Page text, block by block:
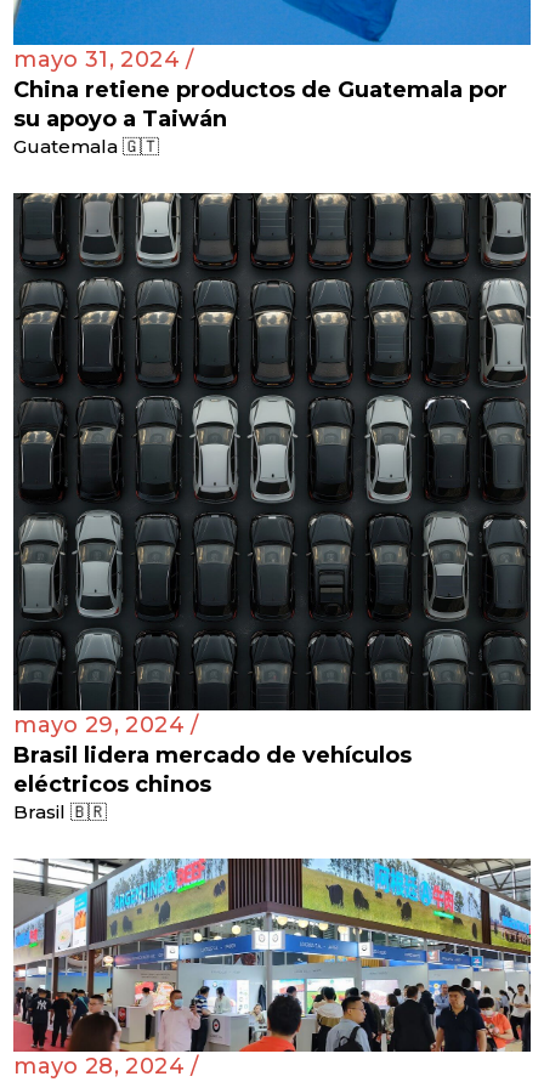
mayo 31, 2024 /
China retiene productos de Guatemala por
su apoyo a Taiwán
Guatemala 🇬🇹
mayo 29, 2024 /
Brasil lidera mercado de vehículos
eléctricos chinos
Brasil 🇧🇷
mayo 28, 2024 /